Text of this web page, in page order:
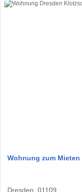
Wohnung zum Mieten
Dresden, 01109